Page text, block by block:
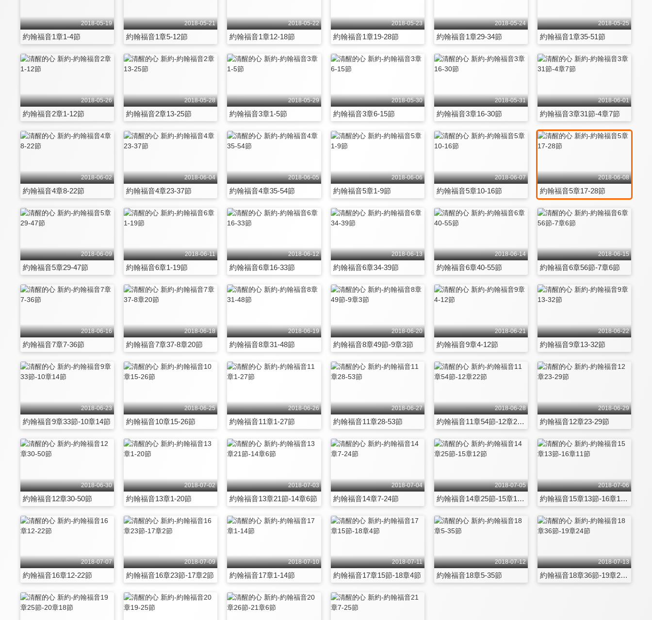
2018-05-19
約翰福音1章1-4節
2018-05-21
約翰福音1章5-12節
2018-05-22
約翰福音1章12-18節
2018-05-23
約翰福音1章19-28節
2018-05-24
約翰福音1章29-34節
2018-05-25
約翰福音1章35-51節
2018-05-26
約翰福音2章1-12節
2018-05-28
約翰福音2章13-25節
2018-05-29
約翰福音3章1-5節
2018-05-30
約翰福音3章6-15節
2018-05-31
約翰福音3章16-30節
2018-06-01
約翰福音3章31節-4章7節
2018-06-02
約翰福音4章8-22節
2018-06-04
約翰福音4章23-37節
2018-06-05
約翰福音4章35-54節
2018-06-06
約翰福音5章1-9節
2018-06-07
約翰福音5章10-16節
2018-06-08
約翰福音5章17-28節
2018-06-09
約翰福音5章29-47節
2018-06-11
約翰福音6章1-19節
2018-06-12
約翰福音6章16-33節
2018-06-13
約翰福音6章34-39節
2018-06-14
約翰福音6章40-55節
2018-06-15
約翰福音6章56節-7章6節
2018-06-16
約翰福音7章7-36節
2018-06-18
約翰福音7章37-8章20節
2018-06-19
約翰福音8章31-48節
2018-06-20
約翰福音8章49節-9章3節
2018-06-21
約翰福音9章4-12節
2018-06-22
約翰福音9章13-32節
2018-06-23
約翰福音9章33節-10章14節
2018-06-25
約翰福音10章15-26節
2018-06-26
約翰福音11章1-27節
2018-06-27
約翰福音11章28-53節
2018-06-28
約翰福音11章54節-12章22節
2018-06-29
約翰福音12章23-29節
2018-06-30
約翰福音12章30-50節
2018-07-02
約翰福音13章1-20節
2018-07-03
約翰福音13章21節-14章6節
2018-07-04
約翰福音14章7-24節
2018-07-05
約翰福音14章25節-15章12節
2018-07-06
約翰福音15章13節-16章11節
2018-07-07
約翰福音16章12-22節
2018-07-09
約翰福音16章23節-17章2節
2018-07-10
約翰福音17章1-14節
2018-07-11
約翰福音17章15節-18章4節
2018-07-12
約翰福音18章5-35節
2018-07-13
約翰福音18章36節-19章24節